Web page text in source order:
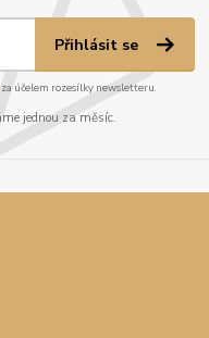
Přihlásit se
účelem rozesílky newsletteru.
jednou za měsíc.